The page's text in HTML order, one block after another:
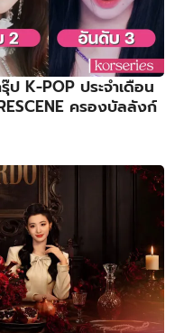
K-POP ประจำเดือน
ครองบัลลังก์